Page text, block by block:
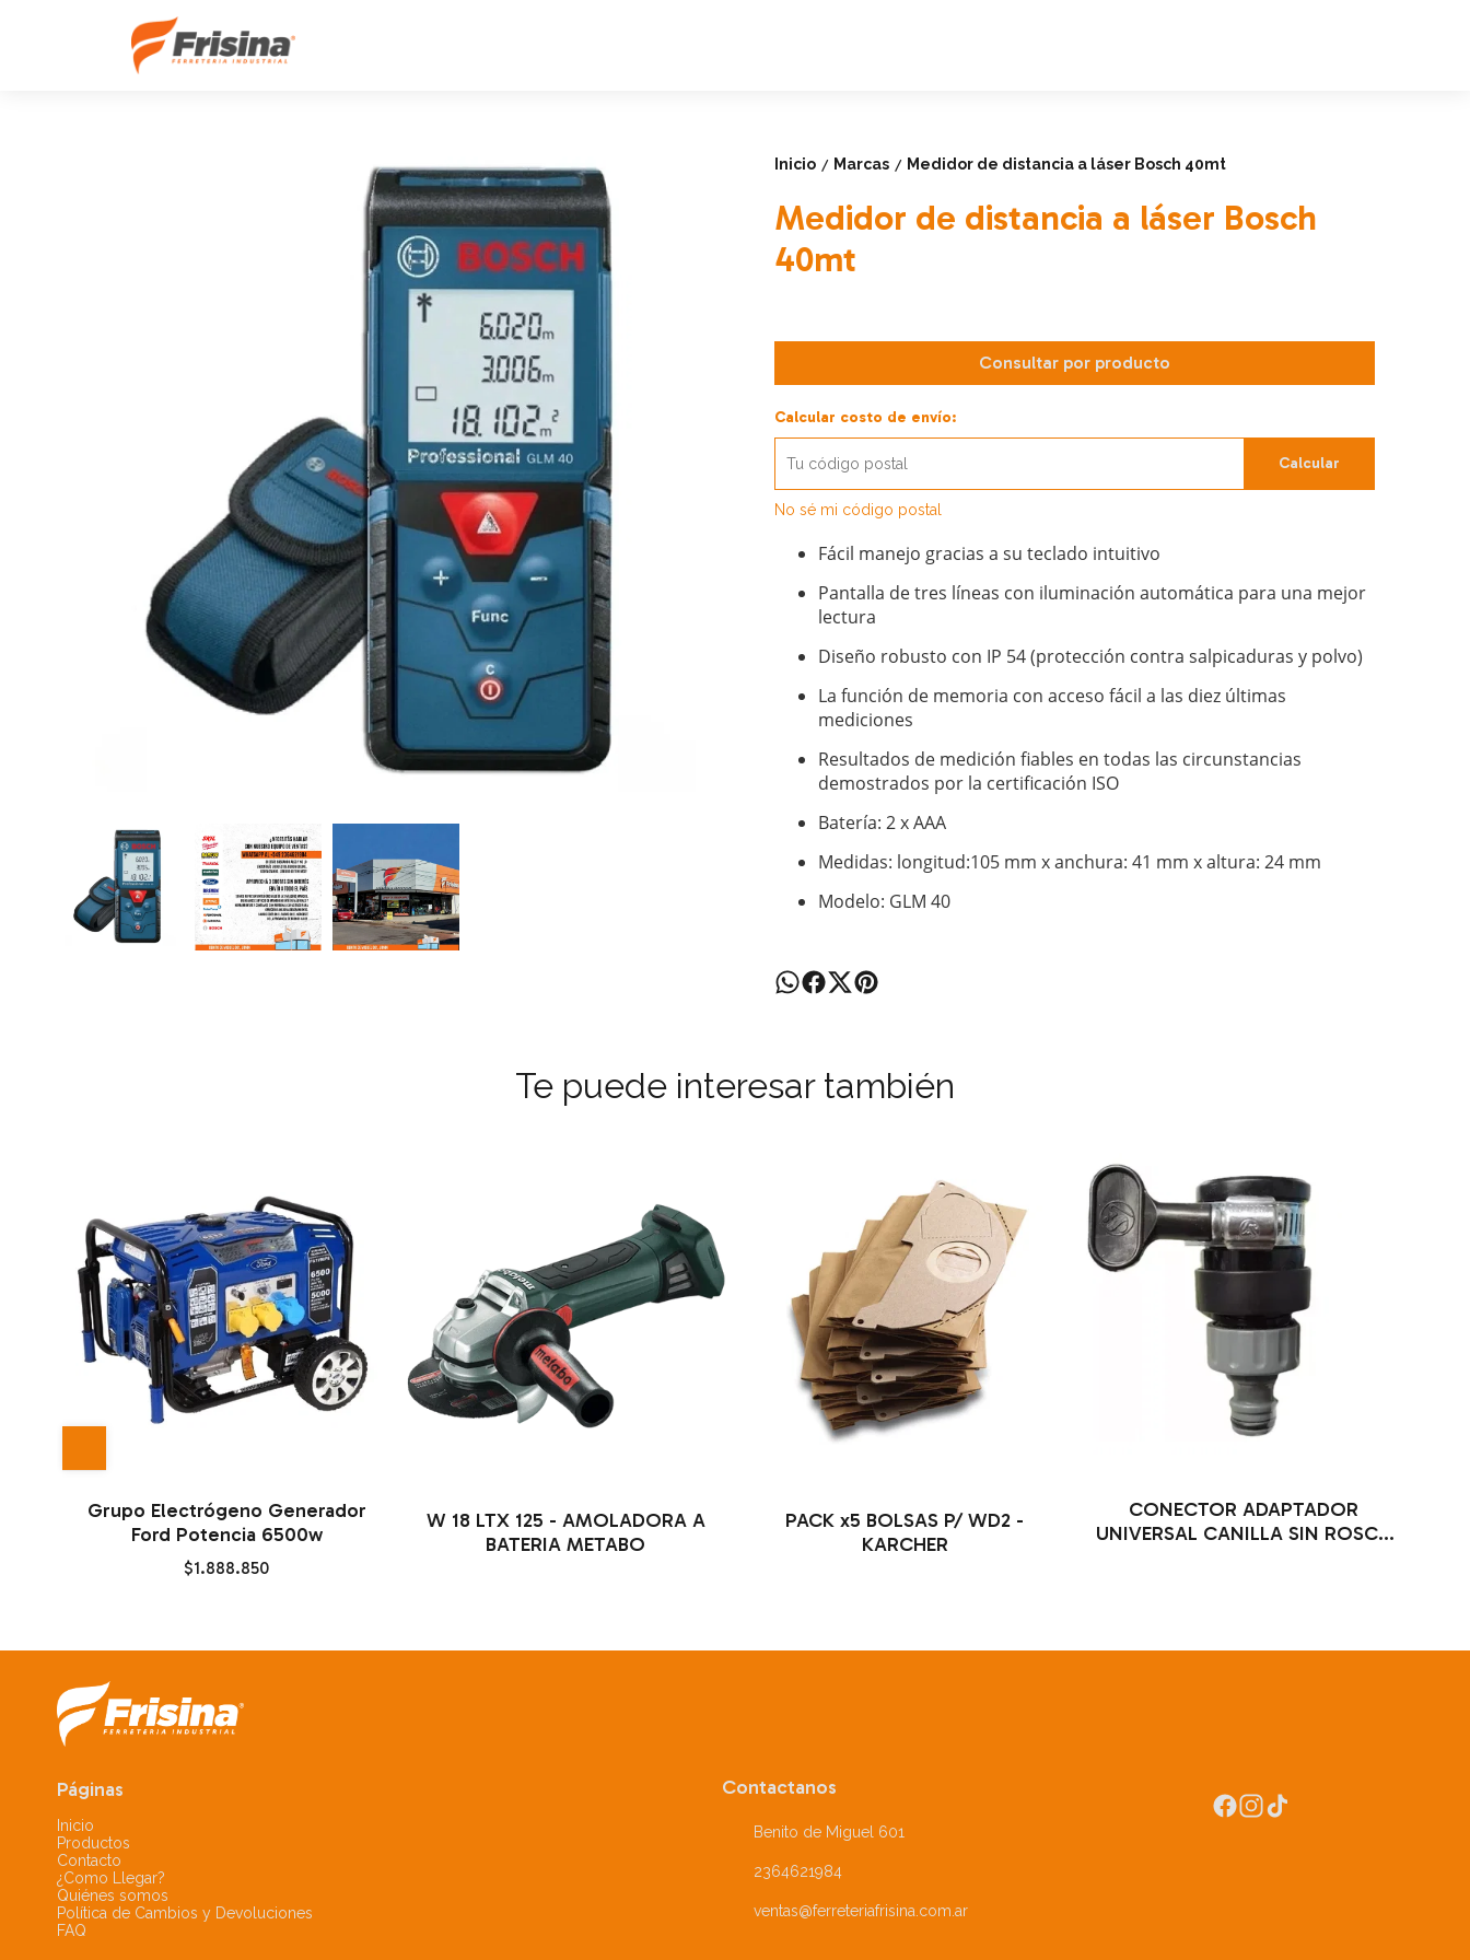
Inicio / Marcas / Medidor de distancia a láser Bosch 40mt
Medidor de distancia a láser Bosch
40mt
Consultar por producto
Calcular costo de envío:
Calcular
No sé mi código postal
Fácil manejo gracias a su teclado intuitivo
Pantalla de tres líneas con iluminación automática para una mejor
lectura
Diseño robusto con IP 54 (protección contra salpicaduras y polvo)
La función de memoria con acceso fácil a las diez últimas
mediciones
Resultados de medición fiables en todas las circunstancias
demostrados por la certificación ISO
Batería: 2 x AAA
Medidas: longitud:105 mm x anchura: 41 mm x altura: 24 mm
Modelo: GLM 40
Te puede interesar también
Grupo Electrógeno Generador
Ford Potencia 6500w
$1.888.850
W 18 LTX 125 - AMOLADORA A
BATERIA METABO
PACK x5 BOLSAS P/ WD2 -
KARCHER
CONECTOR ADAPTADOR
UNIVERSAL CANILLA SIN ROSCA
Páginas
Inicio
Productos
Contacto
¿Como Llegar?
Quiénes somos
Política de Cambios y Devoluciones
FAQ
Contactanos
Benito de Miguel 601
2364621984
ventas@ferreteriafrisina.com.ar